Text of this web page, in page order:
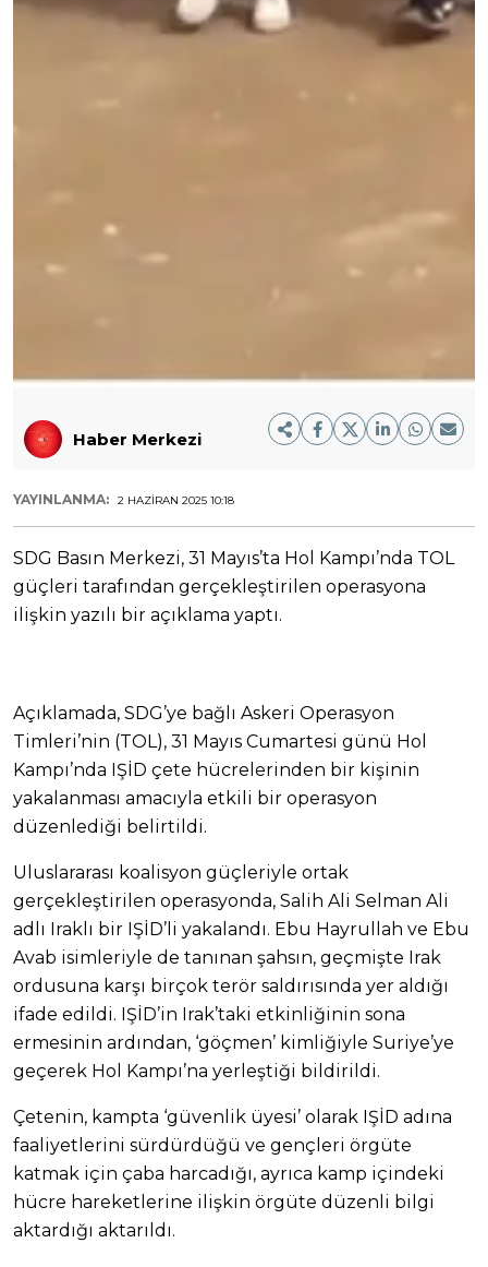
Haber Merkezi
YAYINLANMA: 2 HAZIRAN 2025 10:18
SDG Basın Merkezi, 31 Mayıs’ta Hol Kampı’nda TOL
güçleri tarafından gerçekleştirilen operasyona
ilişkin yazılı bir açıklama yaptı.
Açıklamada, SDG’ye bağlı Askeri Operasyon
Timleri’nin (TOL), 31 Mayıs Cumartesi günü Hol
Kampı’nda IŞİD çete hücrelerinden bir kişinin
yakalanması amacıyla etkili bir operasyon
düzenlediği belirtildi.
Uluslararası koalisyon güçleriyle ortak
gerçekleştirilen operasyonda, Salih Ali Selman Ali
adlı Iraklı bir IŞİD’li yakalandı. Ebu Hayrullah ve Ebu
Avab isimleriyle de tanınan şahsın, geçmişte Irak
ordusuna karşı birçok terör saldırısında yer aldığı
ifade edildi. IŞİD’in Irak’taki etkinliğinin sona
ermesinin ardından, ‘göçmen’ kimliğiyle Suriye’ye
geçerek Hol Kampı’na yerleştiği bildirildi.
Çetenin, kampta ‘güvenlik üyesi’ olarak IŞİD adına
faaliyetlerini sürdürdüğü ve gençleri örgüte
katmak için çaba harcadığı, ayrıca kamp içindeki
hücre hareketlerine ilişkin örgüte düzenli bilgi
aktardığı aktarıldı.